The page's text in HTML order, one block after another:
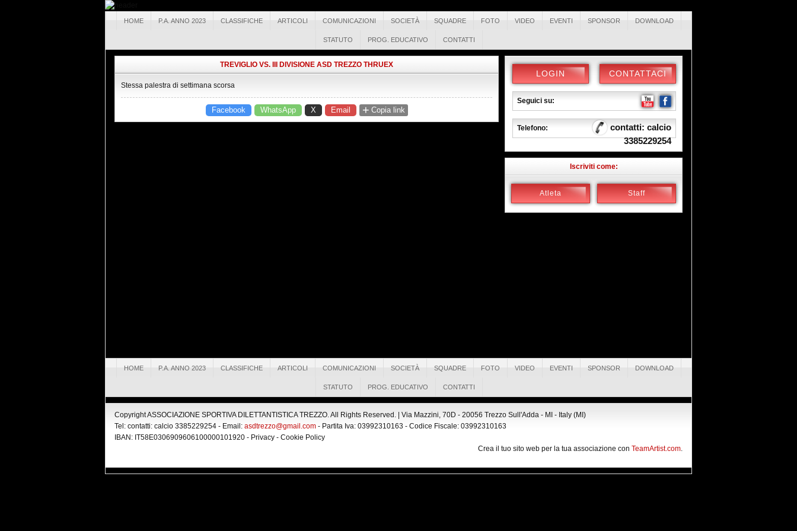
HOME P.A. ANNO 2023 CLASSIFICHE ARTICOLI COMUNICAZIONI SOCIETÀ SQUADRE FOTO VIDEO EVENTI SPONSOR DOWNLOAD
STATUTO PROG. EDUCATIVO CONTATTI
TREVIGLIO VS. III DIVISIONE ASD TREZZO THRUEX
Stessa palestra di settimana scorsa
Facebook WhatsApp X Email + Copia link
LOGIN CONTATTACI
Seguici su:
Telefono:
contatti: calcio
3385229254
Iscriviti come:
Atleta Staff
HOME P.A. ANNO 2023 CLASSIFICHE ARTICOLI COMUNICAZIONI SOCIETÀ SQUADRE FOTO VIDEO EVENTI SPONSOR DOWNLOAD
STATUTO PROG. EDUCATIVO CONTATTI
Copyright ASSOCIAZIONE SPORTIVA DILETTANTISTICA TREZZO. All Rights Reserved. | Via Mazzini, 70D - 20056 Trezzo Sull'Adda - MI - Italy (MI)
Tel: contatti: calcio 3385229254 - Email: asdtrezzo@gmail.com - Partita Iva: 03992310163 - Codice Fiscale: 03992310163
IBAN: IT58E0306909606100000101920 - Privacy - Cookie Policy
Crea il tuo sito web per la tua associazione con TeamArtist.com.